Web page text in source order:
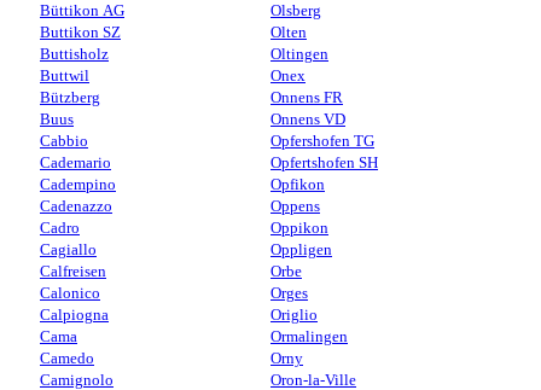
Büttikon AG
Buttikon SZ
Buttisholz
Buttwil
Bützberg
Buus
Cabbio
Cademario
Cadempino
Cadenazzo
Cadro
Cagiallo
Calfreisen
Calonico
Calpiogna
Cama
Camedo
Camignolo
Olsberg
Olten
Oltingen
Onex
Onnens FR
Onnens VD
Opfershofen TG
Opfertshofen SH
Opfikon
Oppens
Oppikon
Oppligen
Orbe
Orges
Origlio
Ormalingen
Orny
Oron-la-Ville